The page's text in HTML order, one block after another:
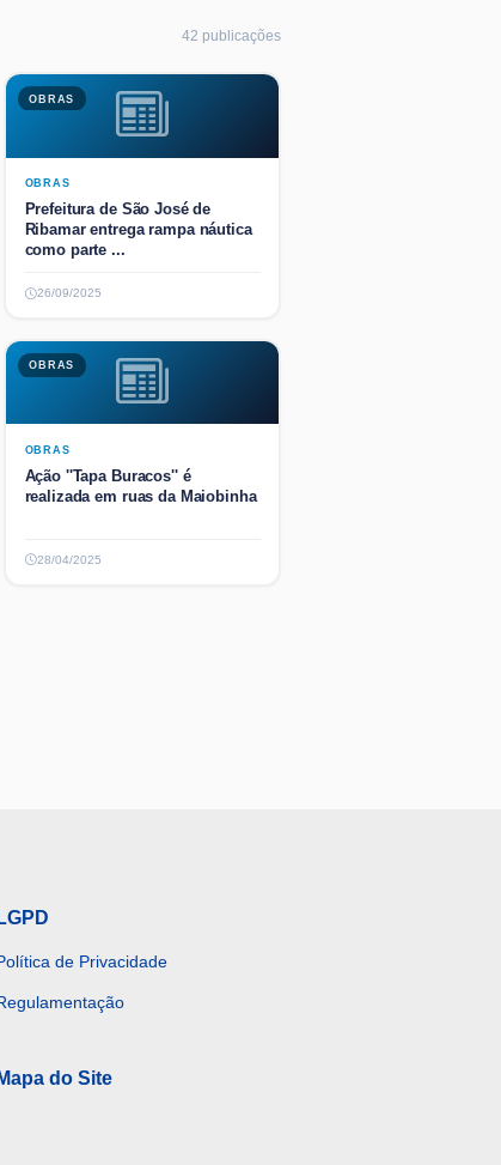
42 publicações
OBRAS
OBRAS
Prefeitura de São José de
Ribamar entrega rampa náutica
como parte ...
26/09/2025
OBRAS
OBRAS
Ação ''Tapa Buracos'' é
realizada em ruas da Maiobinha
28/04/2025
LGPD
de Privacidade
Mapa do Site